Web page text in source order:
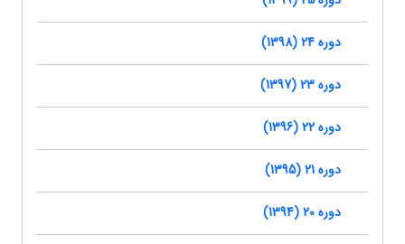
دوره 24 (1398)
دوره 23 (1397)
دوره 22 (1396)
دوره 21 (1395)
دوره 20 (1394)